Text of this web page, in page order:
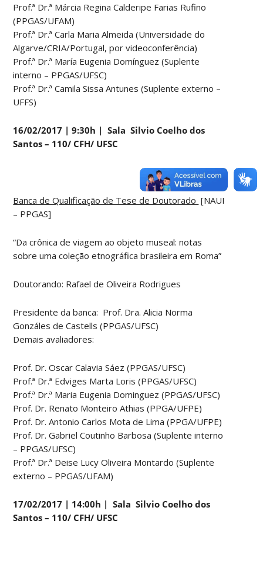
Prof.ª Dr.ª Márcia Regina Calderipe Farias Rufino
(PPGAS/UFAM)
Prof.ª Dr.ª Carla Maria Almeida (Universidade do
Algarve/CRIA/Portugal, por videoconferência)
Prof.ª Dr.ª María Eugenia Domínguez (Suplente
interno – PPGAS/UFSC)
Prof.ª Dr.ª Camila Sissa Antunes (Suplente externo –
UFFS)
16/02/2017 | 9:30h | Sala Silvio Coelho dos
Santos – 110/ CFH/ UFSC
Banca de Qualificação de Tese de Doutorado [NAUI
– PPGAS]
“Da crônica de viagem ao objeto museal: notas
sobre uma coleção etnográfica brasileira em Roma”
Doutorando: Rafael de Oliveira Rodrigues
Presidente da banca: Prof. Dra. Alicia Norma
Gonzáles de Castells (PPGAS/UFSC)
Demais avaliadores:
Prof. Dr. Oscar Calavia Sáez (PPGAS/UFSC)
Prof.ª Dr.ª Edviges Marta Loris (PPGAS/UFSC)
Prof.ª Dr.ª Maria Eugenia Dominguez (PPGAS/UFSC)
Prof. Dr. Renato Monteiro Athias (PPGA/UFPE)
Prof. Dr. Antonio Carlos Mota de Lima (PPGA/UFPE)
Prof. Dr. Gabriel Coutinho Barbosa (Suplente interno
– PPGAS/UFSC)
Prof.ª Dr.ª Deise Lucy Oliveira Montardo (Suplente
externo – PPGAS/UFAM)
17/02/2017 | 14:00h | Sala Silvio Coelho dos
Santos – 110/ CFH/ UFSC